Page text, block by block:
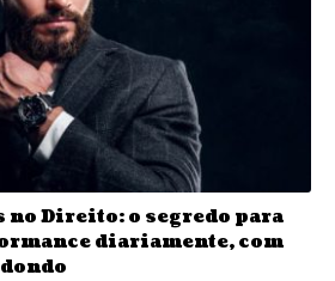
no Direito: o segredo para
diariamente, com